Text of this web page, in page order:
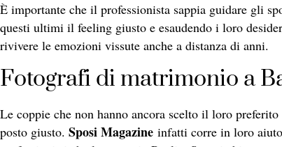
È importante che il professionista sappia guidare gli
questi ultimi il feeling giusto e esaudendo i loro
rivivere le emozioni vissute anche a distanza di anni.
Fotografi di matrimonio a
Le coppie che non hanno ancora scelto il loro
posto giusto. Sposi Magazine infatti corre in loro